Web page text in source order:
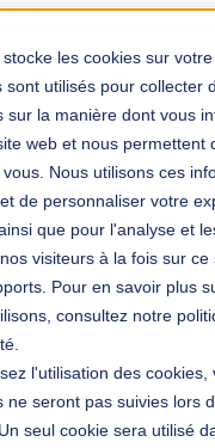
les cookies sur votre
sont utilisés pour collecter
sur la manière dont vous
web et nous permettent
Nous utilisons ces
de personnaliser votre
que pour l'analyse et
visiteurs à la fois sur ce
Pour en savoir plus
consultez notre
l'utilisation des cookies,
ne seront pas suivies lors
seul cookie sera utilisé
TKM App
35 08 00